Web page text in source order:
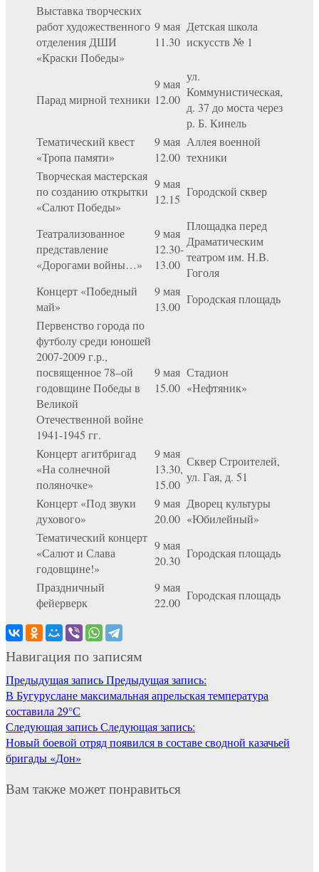
Выставка творческих
работ художественного
отделения ДШИ
«Краски Победы»
9 мая
11.30
Детская школа
искусств № 1
Парад мирной техники
9 мая
12.00
ул.
Коммунистическая,
д. 37 до моста через
р. Б. Кинель
Тематический квест
«Тропа памяти»
9 мая
12.00
Аллея военной
техники
Творческая мастерская
по созданию открытки
«Салют Победы»
9 мая
12.15
Городской сквер
Театрализованное
представление
«Дорогами войны…»
9 мая
12.30-
13.00
Площадка перед
Драматическим
театром им. Н.В.
Гоголя
Концерт «Победный
май»
9 мая
13.00
Городская площадь
Первенство города по
футболу среди юношей
2007-2009 г.р.,
посвященное 78–ой
годовщине Победы в
Великой
Отечественной войне
1941-1945 гг.
9 мая
15.00
Стадион
«Нефтяник»
Концерт агитбригад
«На солнечной
поляночке»
9 мая
13.30,
15.00
Сквер Строителей,
ул. Гая, д. 51
Концерт «Под звуки
духового»
9 мая
20.00
Дворец культуры
«Юбилейный»
Тематический концерт
«Салют и Слава
годовщине!»
9 мая
20.30
Городская площадь
Праздничный
фейерверк
9 мая
22.00
Городская площадь
Навигация по записям
Предыдущая записьПредыдущая запись:
В Бугуруслане максимальная апрельская температура
составила 29°С
Следующая записьСледующая запись:
Новый боевой отряд появился в составе сводной казачьей
бригады «Дон»
Вам также может понравиться